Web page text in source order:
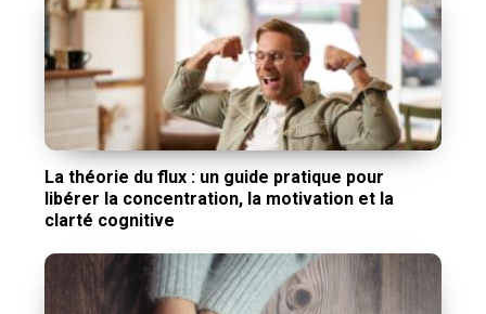
La théorie du flux : un guide pratique pour
libérer la concentration, la motivation et la
clarté cognitive